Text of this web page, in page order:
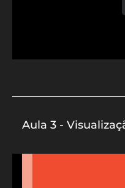
Aula 3 -